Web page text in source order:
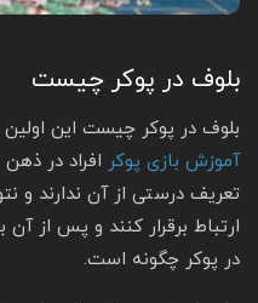
بلوف در پوکر چیست
بلوف در پوکر چیست این
آموزش بازی پوکر افراد در
تعریف درستی از آن ندارند و
ارتباط برقرار کنند و پس از
در پوکر چگونه است.